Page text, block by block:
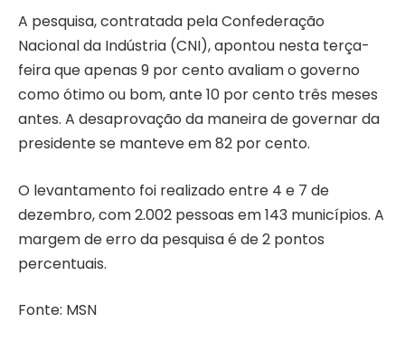
A pesquisa, contratada pela Confederação
Nacional da Indústria (CNI), apontou nesta terça-
feira que apenas 9 por cento avaliam o governo
como ótimo ou bom, ante 10 por cento três meses
antes. A desaprovação da maneira de governar da
presidente se manteve em 82 por cento.
O levantamento foi realizado entre 4 e 7 de
dezembro, com 2.002 pessoas em 143 municípios. A
margem de erro da pesquisa é de 2 pontos
percentuais.
Fonte: MSN